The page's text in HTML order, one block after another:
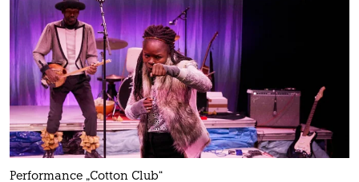
Performance „Cotton Club“